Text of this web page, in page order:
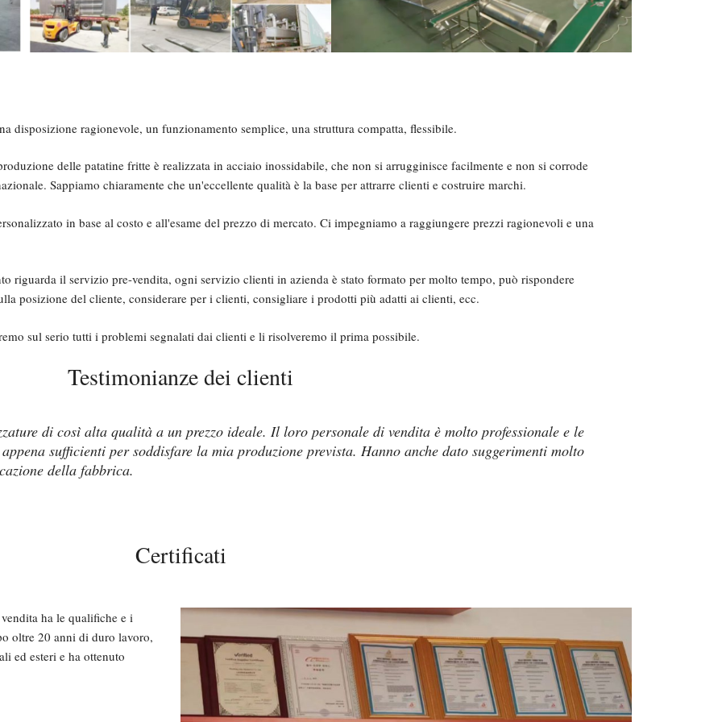
disposizione ragionevole, un funzionamento semplice, una struttura compatta, flessibile.
delle patatine fritte è realizzata in acciaio inossidabile, che non si arrugginisce facilmente e non si corrode
Sappiamo chiaramente che un'eccellente qualità è la base per attrarre clienti e costruire marchi.
in base al costo e all'esame del prezzo di mercato. Ci impegniamo a raggiungere prezzi ragionevoli e una
riguarda il servizio pre-vendita, ogni servizio clienti in azienda è stato formato per molto tempo, può rispondere
posizione del cliente, considerare per i clienti, consigliare i prodotti più adatti ai clienti, ecc.
sul serio tutti i problemi segnalati dai clienti e li risolveremo il prima possibile.
Testimonianze dei clienti
di così alta qualità a un prezzo ideale. Il loro personale di vendita è molto professionale e le
sufficienti per soddisfare la mia produzione prevista. Hanno anche dato suggerimenti molto
della fabbrica.
Certificati
ha le qualifiche e i
oltre 20 anni di duro lavoro,
ed esteri e ha ottenuto